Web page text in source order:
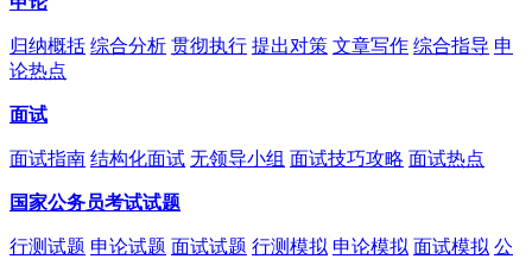
归纳概括 综合分析 贯彻执行 提出对策 文章写作 综合指导 申
论热点
面试
面试指南 结构化面试 无领导小组 面试技巧攻略 面试热点
国家公务员考试试题
行测试题 申论试题 面试试题 行测模拟 申论模拟 面试模拟 公